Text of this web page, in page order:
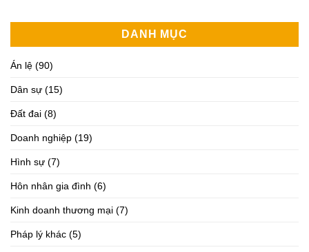
DANH MỤC
Án lệ (90)
Dân sự (15)
Đất đai (8)
Doanh nghiệp (19)
Hình sự (7)
Hôn nhân gia đình (6)
Kinh doanh thương mại (7)
Pháp lý khác (5)